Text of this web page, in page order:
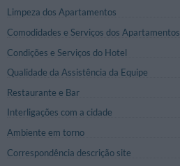
Limpeza dos Apartamentos
Comodidades e Serviços dos Apartamentos
Condições e Serviços do Hotel
Qualidade da Assistência da Equipe
Restaurante e Bar
Interligações com a cidade
Ambiente em torno
Correspondência descrição site